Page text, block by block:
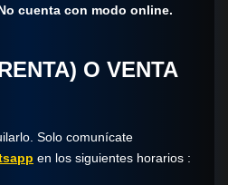
cuenta con modo online.
O VENTA
Solo comunícate​
en los siguientes horarios :